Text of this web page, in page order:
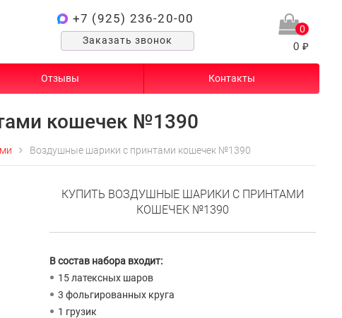
+7 (925) 236-20-00
Заказать звонок
0
0 ₽
Отзывы Контакты
кошечек №1390
Воздушные шарики с принтами кошечек №1390
КУПИТЬ ВОЗДУШНЫЕ ШАРИКИ С ПРИНТАМИ
КОШЕЧЕК №1390
В состав набора входит:
15 латексных шаров
3 фольгированных круга
1 грузик